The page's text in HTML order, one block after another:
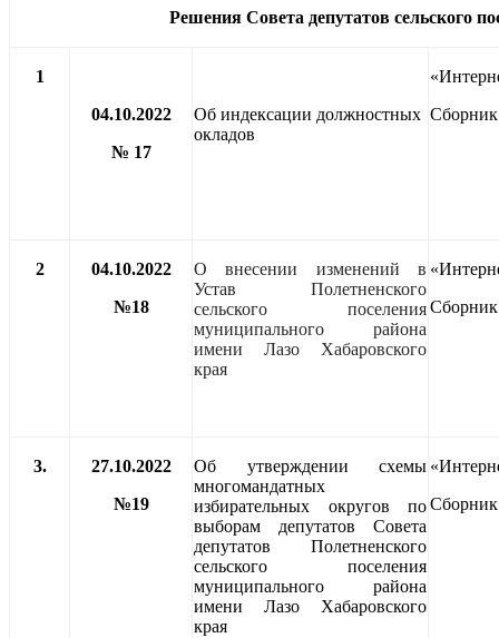
Решения Совета депутатов сельского
1
04.10.2022
№ 17
Об индексации должностных
окладов
2
04.10.2022
№18
О внесении изменений в
Устав Полетненского
сельского поселения
муниципального района
имени Лазо Хабаровского
края
3.
27.10.2022
№19
Об утверждении схемы
многомандатных
избирательных округов по
выборам депутатов Совета
депутатов Полетненского
сельского поселения
муниципального района
имени Лазо Хабаровского
края